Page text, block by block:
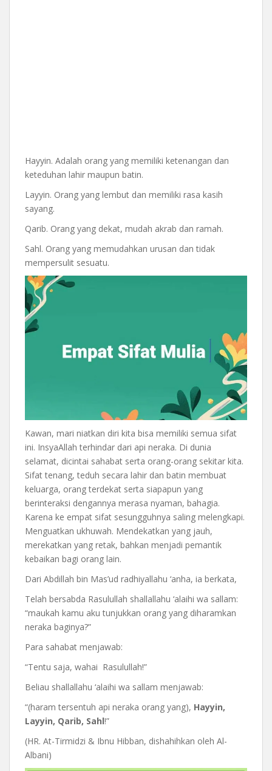
Hayyin. Adalah orang yang memiliki ketenangan dan
keteduhan lahir maupun batin.
Layyin. Orang yang lembut dan memiliki rasa kasih
sayang.
Qarib. Orang yang dekat, mudah akrab dan ramah.
Sahl. Orang yang memudahkan urusan dan tidak
mempersulit sesuatu.
Kawan, mari niatkan diri kita bisa memiliki semua sifat
ini. InsyaAllah terhindar dari api neraka. Di dunia
selamat, dicintai sahabat serta orang-orang sekitar kita.
Sifat tenang, teduh secara lahir dan batin membuat
keluarga, orang terdekat serta siapapun yang
berinteraksi dengannya merasa nyaman, bahagia.
Karena ke empat sifat sesungguhnya saling melengkapi.
Menguatkan ukhuwah. Mendekatkan yang jauh,
merekatkan yang retak, bahkan menjadi pemantik
kebaikan bagi orang lain.
Dari Abdillah bin Mas’ud radhiyallahu ‘anha, ia berkata,
Telah bersabda Rasulullah shallallahu ‘alaihi wa sallam:
“maukah kamu aku tunjukkan orang yang diharamkan
neraka baginya?”
Para sahabat menjawab:
“Tentu saja, wahai Rasulullah!”
Beliau shallallahu ‘alaihi wa sallam menjawab:
“(haram tersentuh api neraka orang yang), Hayyin,
Layyin, Qarib, Sahl!”
(HR. At-Tirmidzi & Ibnu Hibban, dishahihkan oleh Al-
Albani)